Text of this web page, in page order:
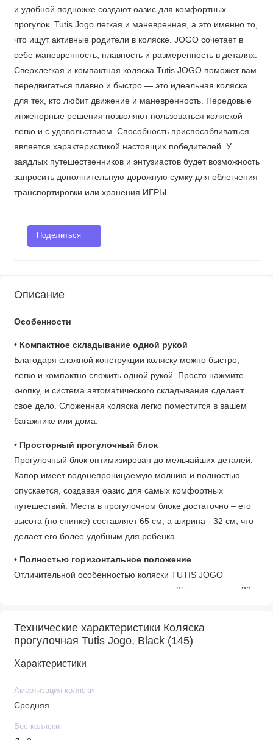
и удобной подножке создают оазис для комфортных
прогулок. Tutis Jogo легкая и маневренная, а это именно то,
что ищут активные родители в коляске. JOGO сочетает в
себе маневренность, плавность и размеренность в деталях.
Сверхлегкая и компактная коляска Tutis JOGO поможет вам
передвигаться плавно и быстро — это идеальная коляска
для тех, кто любит движение и маневренность. Передовые
инженерные решения позволяют пользоваться коляской
легко и с удовольствием. Способность приспосабливаться
является характеристикой настоящих победителей. У
заядлых путешественников и энтузиастов будет возможность
запросить дополнительную дорожную сумку для облегчения
транспортировки или хранения ИГРЫ.
Поделиться
Описание
Особенности
• Компактное складывание одной рукой
Благодаря сложной конструкции коляску можно быстро,
легко и компактно сложить одной рукой. Просто нажмите
кнопку, и система автоматического складывания сделает
свое дело. Сложенная коляска легко поместится в вашем
багажнике или дома.
• Просторный прогулочный блок
Прогулочный блок оптимизирован до мельчайших деталей.
Капор имеет водонепроницаемую молнию и полностью
опускается, создавая оазис для самых комфортных
путешествий. Места в прогулочном блоке достаточно – его
высота (по спинке) составляет 65 см, а ширина - 32 см, что
делает его более удобным для ребенка.
• Полностью горизонтальное положение
Отличительной особенностью коляски TUTIS JOGO
является просторное спальное место – 85 см в длину и 32
комфортно в коляске с мягкой обивкой и качественно
Во время долгих прогулок у вас будет возможность
наблюдать за своим малышом, не сбиваясь с шага.
Технические характеристики Коляска
прогулочная Tutis Jogo, Black (145)
Характеристики
Амортизация коляски
Средняя
Вес коляски